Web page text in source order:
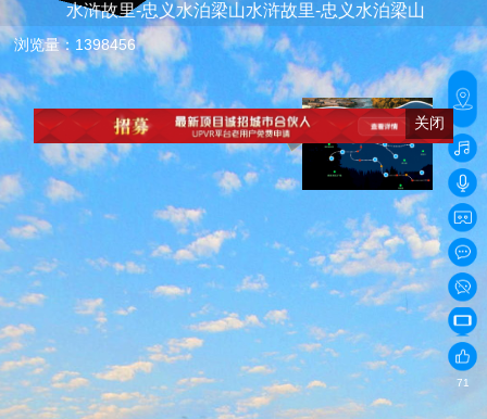
广场 水浒寨
一关二关
水寨号令台
号令台正门
古马道黑风亭
李逵替天行道
忠义堂
靖忠庙
石碣亭
摩崖石刻
108将台阶
断金亭
水浒故里-忠义水泊梁山水浒故里-忠义水泊梁山
浏览量：1398456
71
关闭